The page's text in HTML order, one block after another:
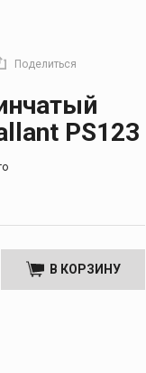
Поделиться
PS123
В КОРЗИНУ